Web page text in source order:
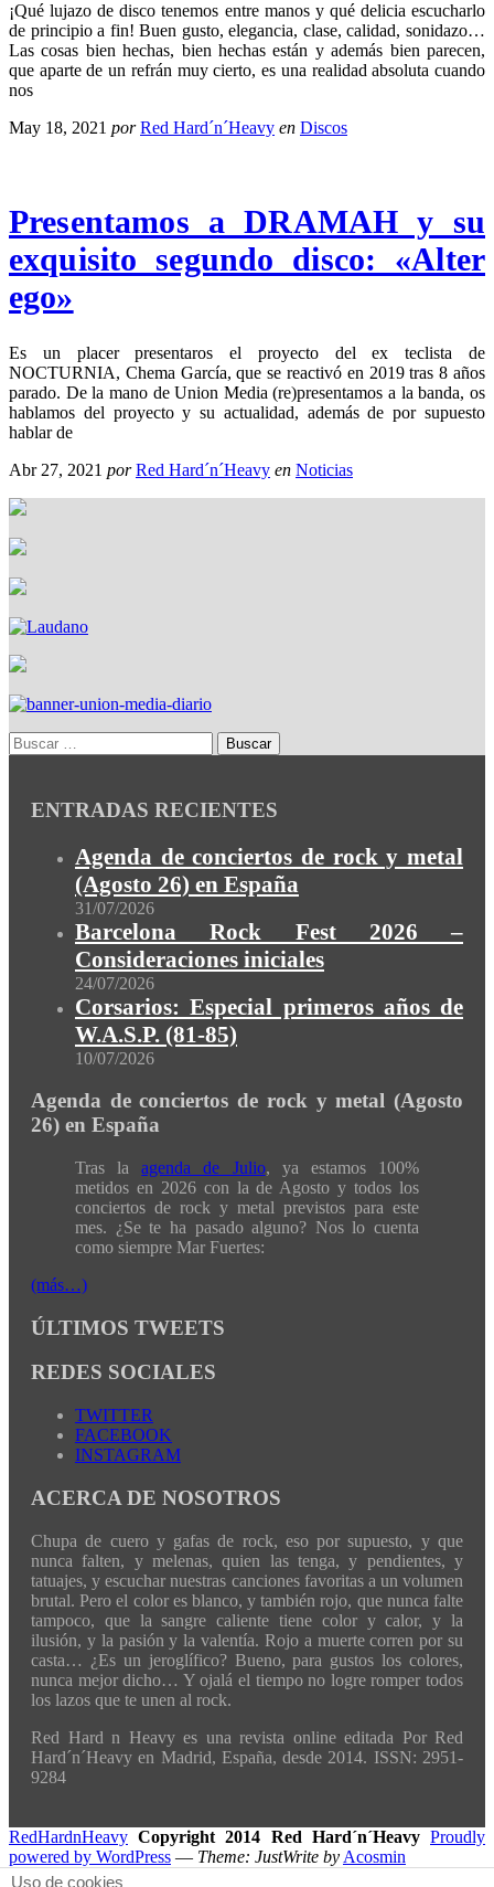
¡Qué lujazo de disco tenemos entre manos y qué delicia escucharlo
de principio a fin! Buen gusto, elegancia, clase, calidad, sonidazo…
Las cosas bien hechas, bien hechas están y además bien parecen,
que aparte de un refrán muy cierto, es una realidad absoluta cuando
nos
May 18, 2021 por Red Hard´n´Heavy en Discos
Presentamos a DRAMAH y su
exquisito segundo disco: «Alter
ego»
Es un placer presentaros el proyecto del ex teclista de
NOCTURNIA, Chema García, que se reactivó en 2019 tras 8 años
parado. De la mano de Union Media (re)presentamos a la banda, os
hablamos del proyecto y su actualidad, además de por supuesto
hablar de
Abr 27, 2021 por Red Hard´n´Heavy en Noticias
ENTRADAS RECIENTES
Agenda de conciertos de rock y metal
(Agosto 26) en España
31/07/2026
Barcelona Rock Fest 2026 –
Consideraciones iniciales
24/07/2026
Corsarios: Especial primeros años de
W.A.S.P. (81-85)
10/07/2026
Agenda de conciertos de rock y metal (Agosto
26) en España
Tras laagenda de Julio, ya estamos 100%
metidos en 2026 con la de Agosto y todos los
conciertos de rock y metal previstos para este
mes. ¿Se te ha pasado alguno? Nos lo cuenta
como siempre Mar Fuertes:
(más…)
ÚLTIMOS TWEETS
REDES SOCIALES
TWITTER
FACEBOOK
INSTAGRAM
ACERCA DE NOSOTROS
Chupa de cuero y gafas de rock, eso por supuesto, y que
nunca falten, y melenas, quien las tenga, y pendientes, y
tatuajes, y escuchar nuestras canciones favoritas a un volumen
brutal. Pero el color es blanco, y también rojo, que nunca falte
tampoco, que la sangre caliente tiene color y calor, y la
ilusión, y la pasión y la valentía. Rojo a muerte corren por su
casta… ¿Es un jeroglífico? Bueno, para gustos los colores,
nunca mejor dicho… Y ojalá el tiempo no logre romper todos
los lazos que te unen al rock.
Red Hard n Heavy es una revista online editada Por Red
Hard´n´Heavy en Madrid, España, desde 2014. ISSN: 2951-
9284
RedHardnHeavy Copyright 2014 Red Hard´n´Heavy Proudly
powered by WordPress — Theme: JustWrite by Acosmin
Uso de cookies